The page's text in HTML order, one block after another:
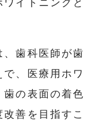
歯科医師が歯
、医療用ホワ
の表面の着色
善を目指すこ